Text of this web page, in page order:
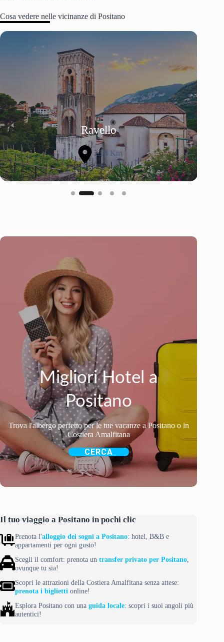
Cosa vedere nelle vicinanze di Positano
Ravello
23.4 Km
Slide 2 of 5
Migliori Hotel a
Positano
Trova l'albergo perfetto per le tue vacanze a Positano o in
Costiera Amalfitana
CERCA
Il tuo viaggio a Positano in pochi clic
Prenota l'alloggio dei sogni a Positano: hotel, B&B e
appartamenti per ogni gusto!
Scegli il comfort: prenota un transfer privato per Positano
ovunque tu sia!
Scopri le attrazioni della Costiera Amalfitana senza attese:
prenota i biglietti online!
Esplora Positano con una guida locale: scopri i suoi angoli più
autentici!